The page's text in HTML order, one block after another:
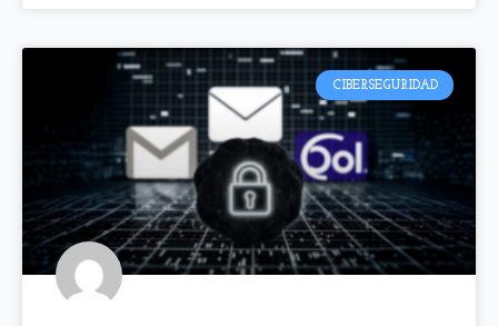
CIBERSEGURIDAD